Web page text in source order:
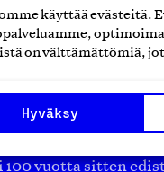
käyttää evästeitä.
on välttämättömiä,
Hyväksy
suomalaisen
vuotta sitten